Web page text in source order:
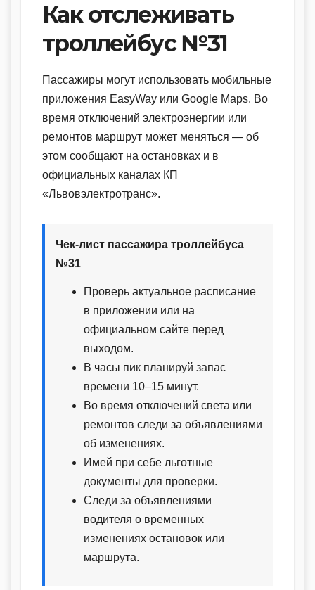
Как отслеживать
троллейбус №31
Пассажиры могут использовать мобильные
приложения EasyWay или Google Maps. Во
время отключений электроэнергии или
ремонтов маршрут может меняться — об
этом сообщают на остановках и в
официальных каналах КП
«Львовэлектротранс».
Чек-лист пассажира троллейбуса
№31
Проверь актуальное расписание
в приложении или на
официальном сайте перед
выходом.
В часы пик планируй запас
времени 10–15 минут.
Во время отключений света или
ремонтов следи за объявлениями
об изменениях.
Имей при себе льготные
документы для проверки.
Следи за объявлениями
водителя о временных
изменениях остановок или
маршрута.